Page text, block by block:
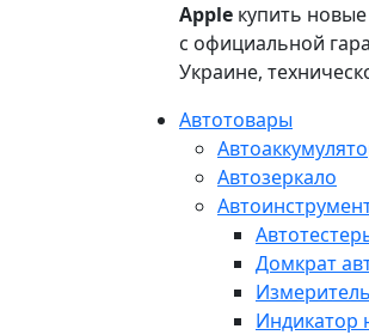
Apple купить
с официальной
Украине,
Автотовары
Автозеркало
Домкрат
Индикатор